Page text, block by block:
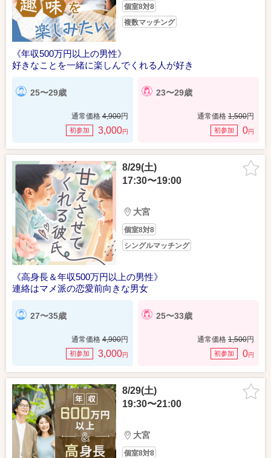
個室8対8
複数マッチング
《年収500万円以上の男性》
好きなことを一緒に楽しんでくれる人が好き
25〜29歳
通常価格 4,900円
初参加 3,000円
23〜29歳
通常価格 1,500円
初参加 0円
8/29(土)
17:30〜19:00
大宮
個室8対8
シングルマッチング
《高身長＆年収500万円以上の男性》
連絡はマメ派の恋愛前向きな男女
27〜35歳
通常価格 4,900円
初参加 3,000円
25〜33歳
通常価格 1,500円
初参加 0円
8/29(土)
19:30〜21:00
大宮
個室8対8